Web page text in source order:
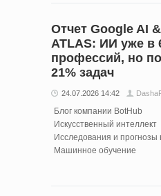
Отчет Google AI
ATLAS: ИИ уже в
профессий, но
21% задач
24.07.2026 14:42
Блог компании BotHub
Искусственный интеллект
Исследования и прогнозы
Машинное обучение